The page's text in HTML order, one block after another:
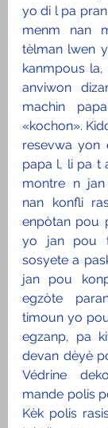
yo di l pa
menm nan
tèlman lwen
kanmpous
anviwon
machin
«kochon».
resevwa yon
papa l, li pa t
montre n
nan konfli
enpòtan pou
yo jan pou
sosyete a
jan pou
egzòte
timoun yo
egzanp, pa
devan dèyè
Védrine
mande polis
Kèk polis